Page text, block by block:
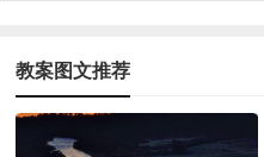
教案图文推荐